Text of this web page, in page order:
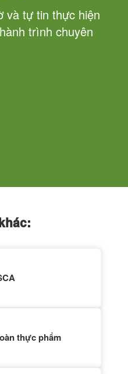
và tự tin thực hiện
trình chuyên
thực phẩm